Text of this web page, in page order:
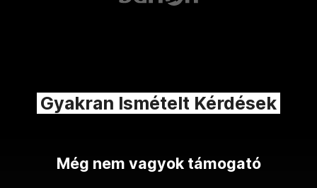
Gyakran Ismételt Kérdések
Még nem vagyok támogató